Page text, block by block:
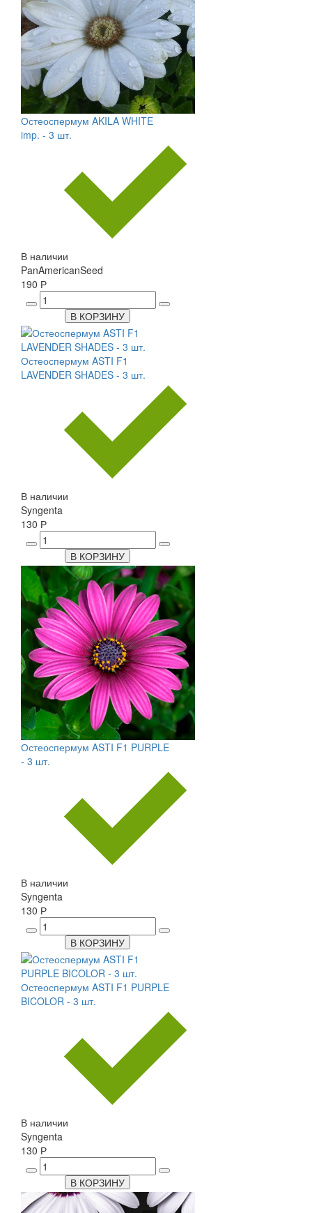
Остеоспермум AKILA WHITE
imp. - 3 шт.
В наличии
PanAmericanSeed
190 Р
В КОРЗИНУ
Остеоспермум ASTI F1
LAVENDER SHADES - 3 шт.
В наличии
Syngenta
130 Р
В КОРЗИНУ
Остеоспермум ASTI F1 PURPLE
- 3 шт.
В наличии
Syngenta
130 Р
В КОРЗИНУ
Остеоспермум ASTI F1 PURPLE
BICOLOR - 3 шт.
В наличии
Syngenta
130 Р
В КОРЗИНУ